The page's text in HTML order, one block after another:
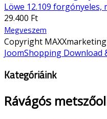
Löwe 12.109 forgónyeles,
29.400 Ft
Megveszem
Copyright MAXXmarketing
JoomShopping Download
Kategóriáink
Rávágós